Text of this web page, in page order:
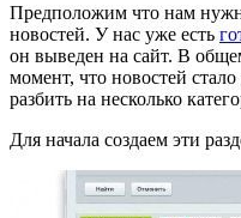
Предположим что нам
новостей. У нас уже есть
он выведен на сайт. В
момент, что новостей
разбить на несколько
Для начала создаем эти